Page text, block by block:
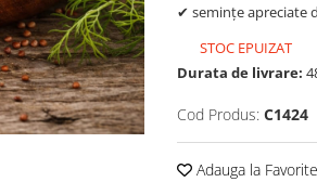
✔ semințe apreciate
STOC EPUIZAT
Durata de livrare:
Cod Produs: C1424
Adauga la Favorite